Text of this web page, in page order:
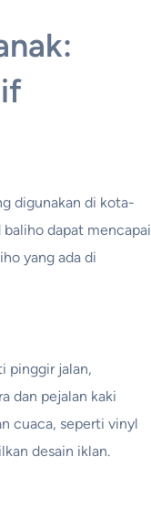
digunakan di kota-
dapat mencapai
yang ada di
pinggir jalan,
dan pejalan kaki
cuaca, seperti vinyl
desain iklan.